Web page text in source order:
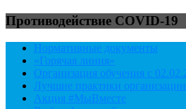
Противодействие COVID-19
Нормативные документы
«Горячая линия»
Организация обучения с
Лучшие практики
Акция #МыВместе